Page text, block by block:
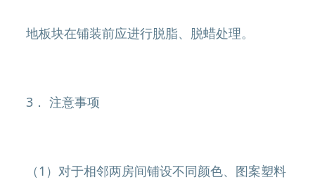
地板块在铺装前应进行脱脂、脱蜡处理。
3． 注意事项
（1）对于相邻两房间铺设不同颜色、图案塑料